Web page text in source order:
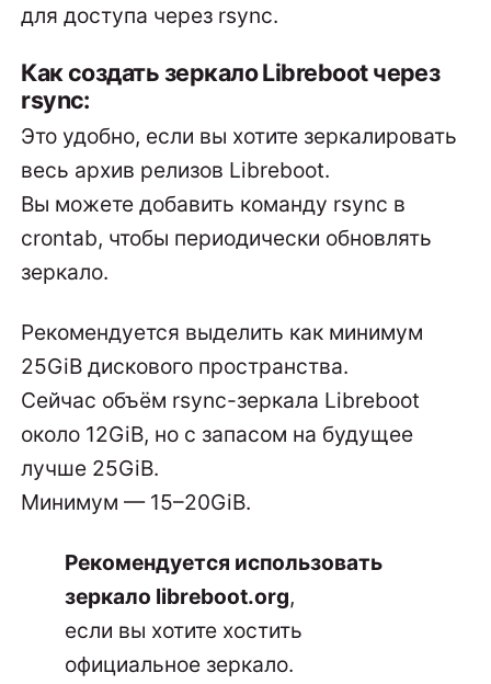
для доступа через rsync.
Как создать зеркало Libreboot через
rsync:
Это удобно, если вы хотите зеркалировать
весь архив релизов Libreboot.
Вы можете добавить команду rsync в
crontab, чтобы периодически обновлять
зеркало.
Рекомендуется выделить как минимум
25GiB дискового пространства.
Сейчас объём rsync-зеркала Libreboot
около 12GiB, но с запасом на будущее
лучше 25GiB.
Минимум — 15–20GiB.
Рекомендуется использовать
зеркало libreboot.org,
если вы хотите хостить
официальное зеркало.